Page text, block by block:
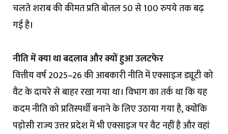
चलते शराब की कीमत प्रति बोतल 50 से 100 रुपये तक बढ़
गई है।
नीति में क्या था बदलाव और क्यों हुआ उलटफेर
वित्तीय वर्ष 2025–26 की आबकारी नीति में एक्साइज ड्यूटी को
वैट के दायरे से बाहर रखा गया था। विभाग का तर्क था कि यह
कदम नीति को प्रतिस्पर्धी बनाने के लिए उठाया गया है, क्योंकि
पड़ोसी राज्य उत्तर प्रदेश में भी एक्साइज पर वैट नहीं है और वहां